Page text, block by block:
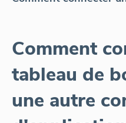
Comment
tableau de
une autre